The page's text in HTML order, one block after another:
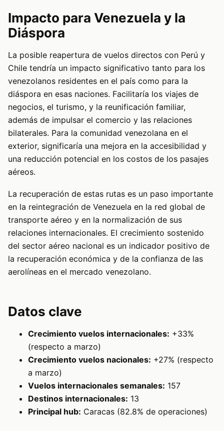
Impacto para Venezuela y la
Diáspora
La posible reapertura de vuelos directos con Perú y
Chile tendría un impacto significativo tanto para los
venezolanos residentes en el país como para la
diáspora en esas naciones. Facilitaría los viajes de
negocios, el turismo, y la reunificación familiar,
además de impulsar el comercio y las relaciones
bilaterales. Para la comunidad venezolana en el
exterior, significaría una mejora en la accesibilidad y
una reducción potencial en los costos de los pasajes
aéreos.
La recuperación de estas rutas es un paso importante
en la reintegración de Venezuela en la red global de
transporte aéreo y en la normalización de sus
relaciones internacionales. El crecimiento sostenido
del sector aéreo nacional es un indicador positivo de
la recuperación económica y de la confianza de las
aerolíneas en el mercado venezolano.
Datos clave
Crecimiento vuelos internacionales: +33%
(respecto a marzo)
Crecimiento vuelos nacionales: +27% (respecto
a marzo)
Vuelos internacionales semanales: 157
Destinos internacionales: 13
Principal hub: Caracas (82.8% de operaciones)